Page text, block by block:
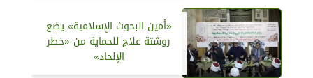
«أمين البحوث الإسلامية» يضع
روشتة علاج للحماية من «خطر
الإلحاد»